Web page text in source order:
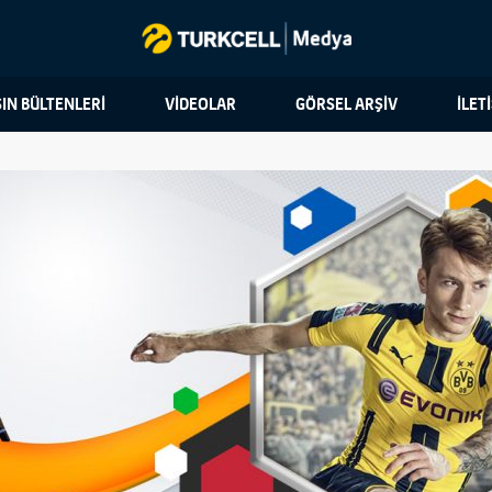
BÜLTENLERİ VİDEOLAR GÖRSEL ARŞİV